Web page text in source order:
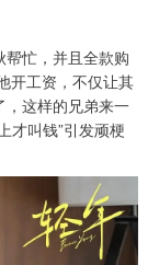
忙，并且全款购
开工资，不仅让其
，这样的兄弟来一
才叫钱”引发顽梗